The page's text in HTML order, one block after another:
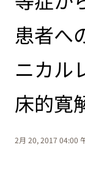
患者へ
ニカル
床的寛
2月 20, 2017 04:00